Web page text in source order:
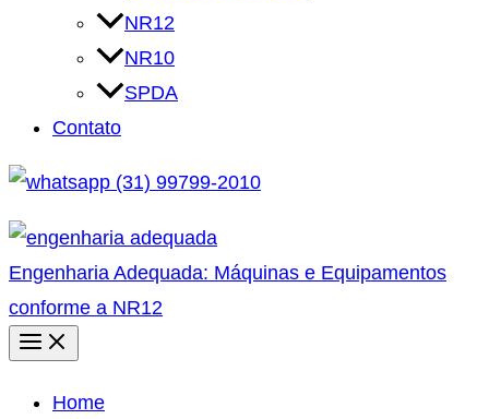
NR12
NR10
SPDA
Contato
(31) 99799-2010
Engenharia Adequada: Máquinas e Equipamentos
conforme a NR12
Main
Menu
Home